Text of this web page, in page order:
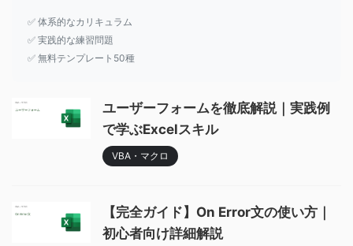
✅ 体系的なカリキュラム
✅ 実践的な練習問題
✅ 無料テンプレート50種
ユーザーフォームを徹底解説｜実践例
で学ぶExcelスキル
VBA・マクロ
【完全ガイド】On Error文の使い方｜
初心者向け詳細解説